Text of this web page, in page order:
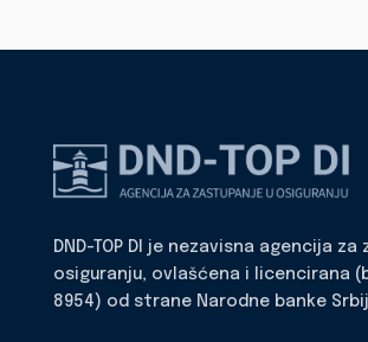
DND-TOP DI je nezavisna agencija
osiguranju, ovlašćena i licencirana
8954) od strane Narodne banke